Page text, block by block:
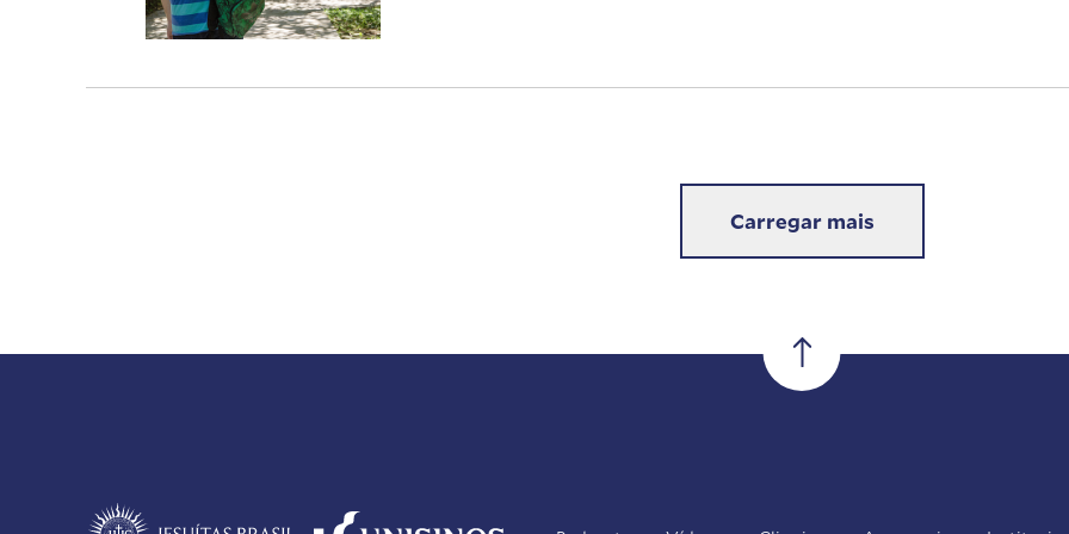
Carregar mais